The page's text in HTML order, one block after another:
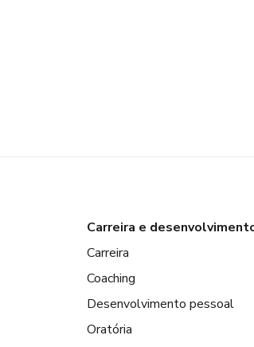
Carreira e
Carreira
Coaching
Desenvolvimento pessoal
Oratória